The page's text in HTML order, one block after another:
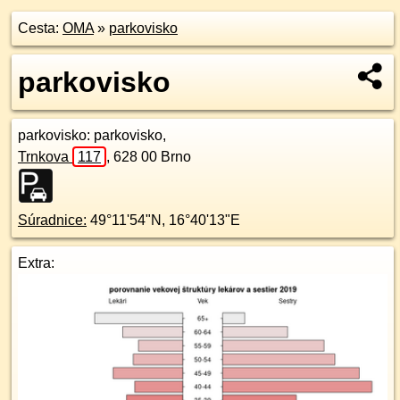
Cesta: OMA» parkovisko
parkovisko
parkovisko: parkovisko,
Trnkova
117 , 628 00 Brno
Súradnice: 49°11'54"N , 16°40'13"E
Extra: